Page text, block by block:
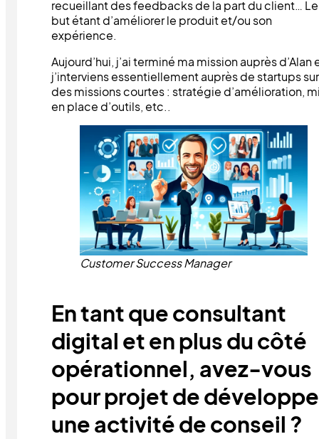
recueillant des feedbacks de la part du client… Le
but étant d’améliorer le produit et/ou son
expérience.
Aujourd’hui, j’ai terminé ma mission auprès d’Alan
j’interviens essentiellement auprès de startups sur
des missions courtes : stratégie d’amélioration,
en place d’outils, etc..
Customer Success Manager
En tant que consultant
digital et en plus du côté
opérationnel, avez-vous
pour projet de
une activité de conseil ?